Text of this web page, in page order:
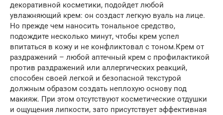
декоративной косметики, подойдет любой
увлажняющий крем: он создаст легкую вуаль на лице.
Но прежде чем наносить тональное средство,
подождите несколько минут, чтобы крем успел
впитаться в кожу и не конфликтовал с тоном.Крем от
раздражений – любой аптечный крем с профилактикой
против раздражений или аллергических реакций,
способен своей легкой и безопасной текстурой
должным образом создать неплохую основу под
макияж. При этом отсутствуют косметические отдушки
и ощущения липкости, зато присутствует эффективная